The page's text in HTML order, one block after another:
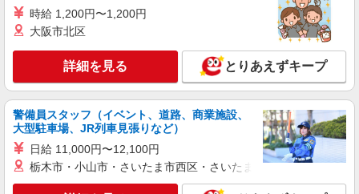
時給 1,200円〜1,200円
大阪市北区
詳細を見る とりあえずキープ
警備員スタッフ（イベント、道路、商業施設、
大型駐車場、JR列車見張りなど）
日給 11,000円〜12,100円
栃木市・小山市・さいたま市西区・さいたま市岩槻区・久喜市・